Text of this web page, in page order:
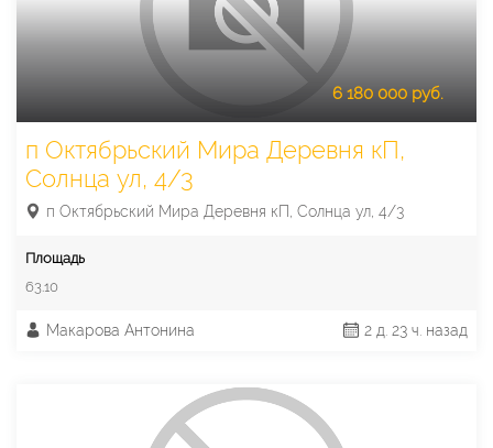
6 180 000 руб.
п Октябрьский Мира Деревня кП,
Солнца ул, 4/3
п Октябрьский Мира Деревня кП, Солнца ул, 4/3
Площадь
63.10
Макарова Антонина 2 д. 23 ч. назад